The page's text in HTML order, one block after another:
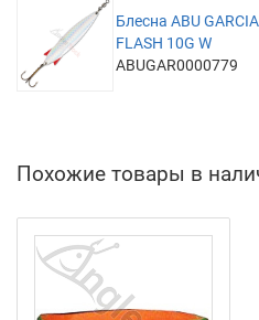
Блесна ABU
FLASH 10G W
ABUGAR0000779
Похожие товары в